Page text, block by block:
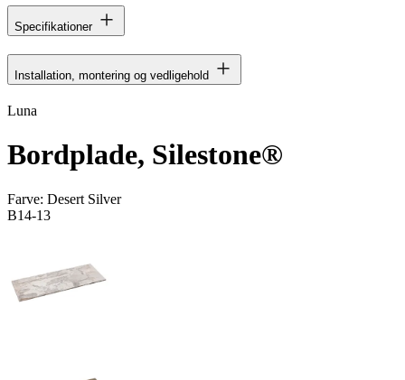
Specifikationer
Installation, montering og vedligehold
Luna
Bordplade, Silestone®
Farve: Desert Silver
B14-13